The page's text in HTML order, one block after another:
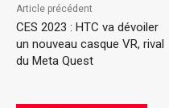
Article précédent
CES 2023 : HTC va dévoiler
un nouveau casque VR, rival
du Meta Quest